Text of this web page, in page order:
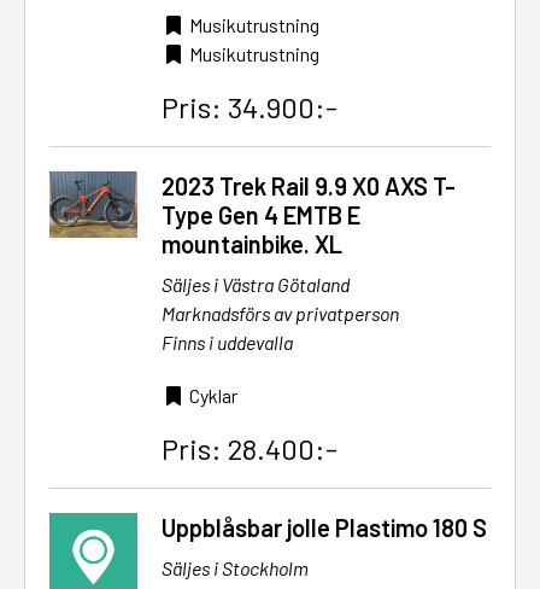
Musikutrustning
Musikutrustning
Pris: 34.900:-
2023 Trek Rail 9.9 X0 AXS T-
Type Gen 4 EMTB E
mountainbike. XL
Säljes i Västra Götaland
Marknadsförs av privatperson
Finns i uddevalla
Cyklar
Pris: 28.400:-
Uppblåsbar jolle Plastimo 180 S
Säljes i Stockholm